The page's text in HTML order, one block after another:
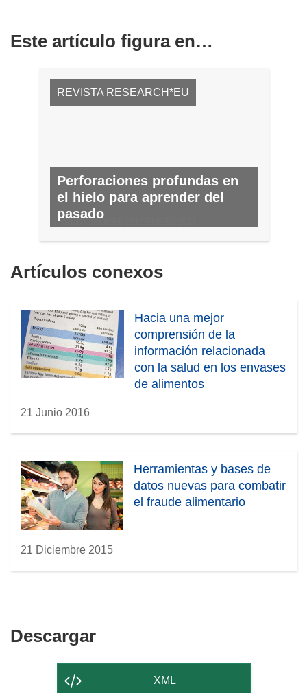
Este artículo figura en…
REVISTA RESEARCH*EU
Perforaciones profundas en
el hielo para aprender del
pasado
N.º 58, DICIEMBRE 2016/ENERO 2017
Artículos conexos
Hacia una mejor
comprensión de la
información relacionada
con la salud en los envases
de alimentos
21 Junio 2016
Herramientas y bases de
datos nuevas para combatir
el fraude alimentario
21 Diciembre 2015
DescargarDescargar
contenido
XML